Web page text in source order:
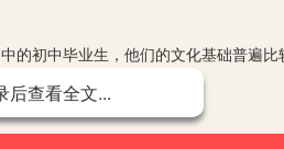
初中毕业生，他们的文化基础普遍比
习方法、学习习惯等方面都存在着很
现状，所以在学习上就变得非常的颓
后查看全文...